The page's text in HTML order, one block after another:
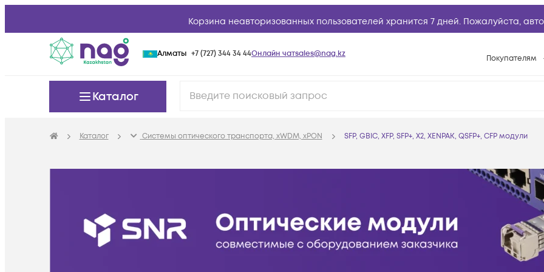
Корзина неавторизованных пользователей хранится 7 дней. Пожалуйста,
Алматы +7 (727) 344 34 44Онлайн чатsales@nag.kz Покупателям
Возврат товара
Техническая
База знаний
Каталог
Каталог Системы оптического транспорта, xWDM, xPON SFP, GBIC, XFP, SFP+, X2, XENPAK, QSFP+, CFP модули